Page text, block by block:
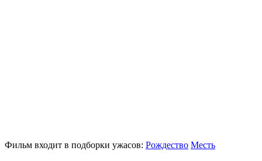
Фильм входит в подборки ужасов: Рождество Месть